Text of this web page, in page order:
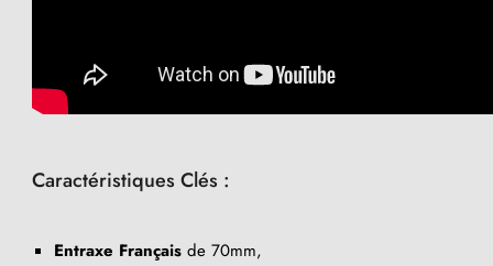
Caractéristiques Clés :
Entraxe Français de 70mm,